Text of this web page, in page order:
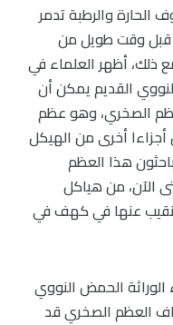
والرطبة تدمر
قبل وقت طويل من
ذلك، أظهر العلماء في
النووي القديم يمكن أن
مرة في العظم الصخري، وهو عظم
أخرى من الهيكل
استخدم الباحثون هذا العظم
الآن، من هياكل
أُجري التنقيب عنها في كهف في
الحمض النووي
العظم الصخري قد